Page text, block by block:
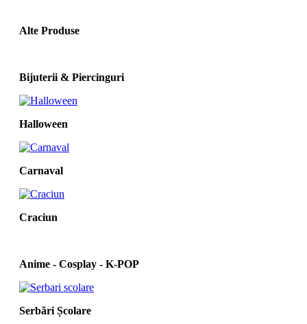
Alte Produse
Bijuterii & Piercinguri
Halloween
Carnaval
Craciun
Anime - Cosplay - K‑POP
Serbări Școlare